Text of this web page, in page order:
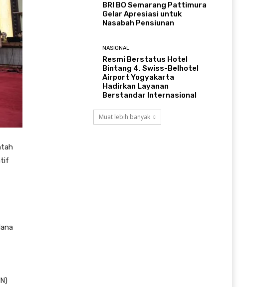
BRI BO Semarang Pattimura
Gelar Apresiasi untuk
Nasabah Pensiunan
NASIONAL
Resmi Berstatus Hotel
Bintang 4, Swiss-Belhotel
Airport Yogyakarta
Hadirkan Layanan
Berstandar Internasional
Muat lebih banyak